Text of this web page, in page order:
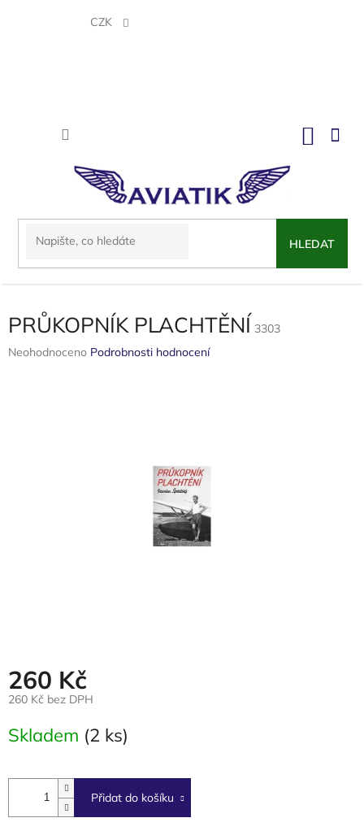
CZK
HLEDAT
PRŮKOPNÍK PLACHTĚNÍ 3303
Průměrné
Neohodnoceno Podrobnosti hodnocení
260 Kč
260 Kč bez DPH
cena:
Skladem (2 ks)
Přidat do košíku